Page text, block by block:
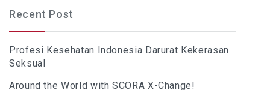
Recent Post
Profesi Kesehatan Indonesia Darurat Kekerasan
Seksual
Around the World with SCORA X-Change!